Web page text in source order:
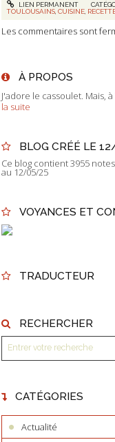
LIEN PERMANENT
TOULOUSAINS ,CUISINE
Les commentaires sont
À PROPOS
J'adore le cassoulet. Mais,
la suite
BLOG CRÉÉ LE
Ce blog contient 3955 notes
au 12/05/25
VOYANCES ET
TRADUCTEUR
RECHERCHER
CATÉGORIES
Actualité